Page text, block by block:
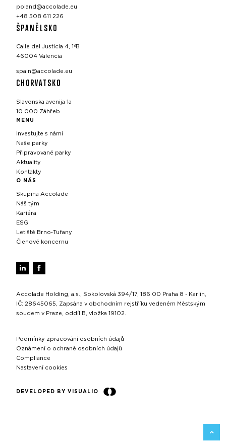
poland@accolade.eu
+48 508 611 226
ŠPANĚLSKO
Calle del Justicia 4, 1ºB
46004 Valencia
spain@accolade.eu
CHORVATSKO
Slavonska avenija 1a
10 000 Záhřeb
MENU
Investujte s námi
Naše parky
Připravované parky
Aktuality
Kontakty
O NÁS
Skupina Accolade
Náš tým
Kariéra
ESG
Letiště Brno‑Tuřany
Členové koncernu
Accolade Holding, a.s., Sokolovská 394/17, 186 00 Praha 8 - Karlín,
IČ: 28645065, Zapsána v obchodním rejstříku vedeném Městským
soudem v Praze, oddíl B, vložka 19102.
Podmínky zpracování osobních údajů
Oznámení o ochraně osobních údajů
Compliance
Nastavení cookies
DEVELOPED BY VISUALIO
ZPĚT